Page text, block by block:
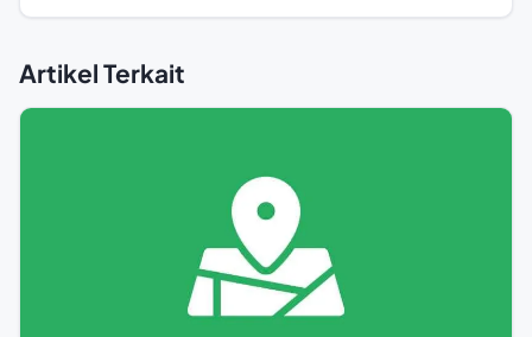
Artikel Terkait